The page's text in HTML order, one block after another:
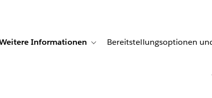
Kundenberichte
sub-navigation for Lösungen
Informationen Toggle sub-navigation for Weitere
Bereitstellungsoptionen